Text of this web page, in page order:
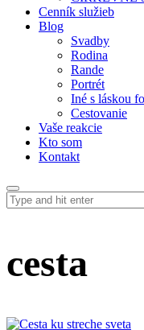
Cenník služieb
Blog
Svadby
Rodina
Rande
Portrét
Iné s láskou
Cestovanie
Vaše reakcie
Kto som
Kontakt
cesta